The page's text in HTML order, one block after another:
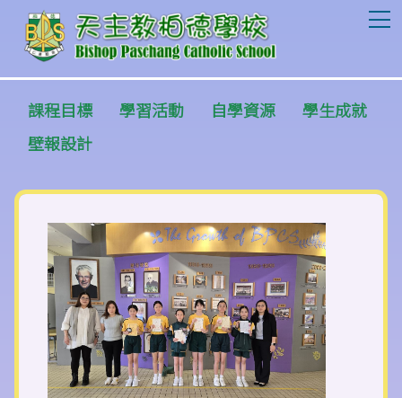
課程目標 學習活動 自學資源
學生成就
壁報設計